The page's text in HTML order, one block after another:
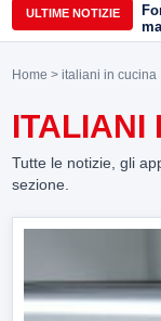
ULTIME NOTIZIE
Home > italiani in cucina
ITALIANI
Tutte le notizie, gli
sezione.